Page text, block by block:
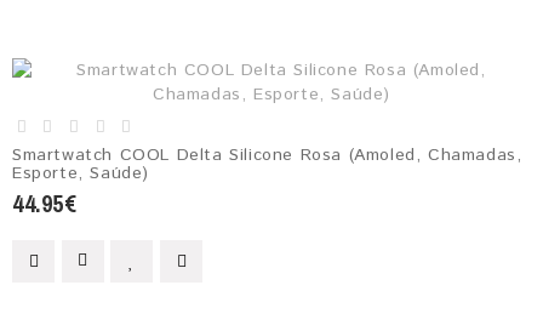
Smartwatch COOL Delta Silicone Rosa (Amoled, Chamadas,
Esporte, Saúde)
44.95€